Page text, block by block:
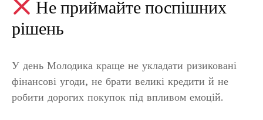
Не приймайте поспішних
рішень
У день Молодика краще не укладати ризиковані
фінансові угоди, не брати великі кредити й не
робити дорогих покупок під впливом емоцій.